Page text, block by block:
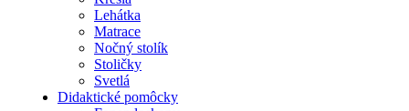
Lehátka
Matrace
Nočný stolík
Stoličky
Svetlá
Didaktické pomôcky